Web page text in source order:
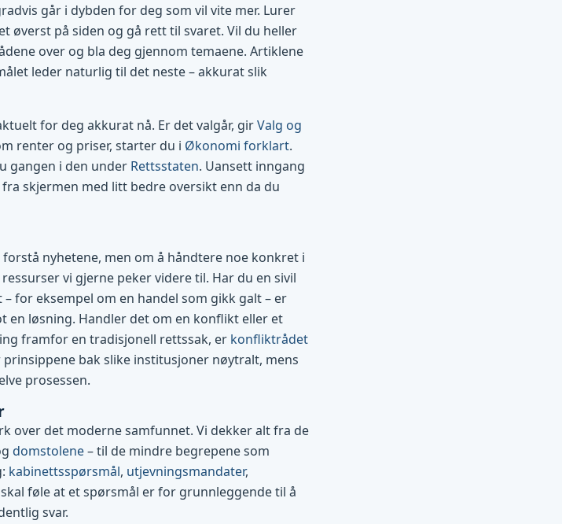
går i dybden for deg som vil vite mer. Lurer
øverst på siden og gå rett til svaret. Vil du heller
over og bla deg gjennom temaene. Artiklene
leder naturlig til det neste – akkurat slik
for deg akkurat nå. Er det valgår, girValg og
renter og priser, starter du i Økonomi forklart.
gangen i den under Rettsstaten. Uansett inngang
skjermen med litt bedre oversikt enn da du
nyhetene, men om å håndtere noe konkret i
vi gjerne peker videre til. Har du en sivil
for eksempel om en handel som gikk galt – er
en løsning. Handler det om en konflikt eller et
framfor en tradisjonell rettssak, er konfliktrådet
bak slike institusjoner nøytralt, mens
prosessen.
over det moderne samfunnet. Vi dekker alt fra de
domstolene– til de mindre begrepene som
kabinettsspørsmål, utjevningsmandater,
føle at et spørsmål er for grunnleggende til å
svar.